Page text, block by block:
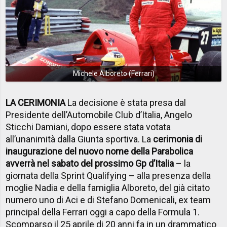
Michele Alboreto (Ferrari)
LA CERIMONIALa decisione è stata presa dal
Presidente dell’Automobile Club d’Italia, Angelo
Sticchi Damiani, dopo essere stata votata
all’unanimità dalla Giunta sportiva. La cerimonia di
inaugurazione del nuovo nome della Parabolica
avverrà nel sabato del prossimo Gp d’Italia – la
giornata della Sprint Qualifying – alla presenza della
moglie Nadia e della famiglia Alboreto, del già citato
numero uno di Aci e di Stefano Domenicali, ex team
principal della Ferrari oggi a capo della Formula 1.
Scomparso il 25 aprile di 20 anni fa in un drammatico